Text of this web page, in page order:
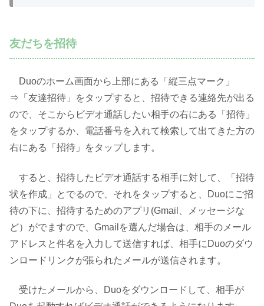
友だちを招待
Duoのホーム画面から上部にある「縦三点マーク」
⇒「友達招待」をタップすると、招待できる連絡先が出る
ので、そこからビデオ通話したい相手の右にある「招待」
をタップするか、電話番号を入れて検索して出てきた方の
右にある「招待」をタップします。
すると、招待したビデオ通話する相手に対して、「招待
状を作成」とでるので、それをタップすると、Duoにご招
待の下に、招待するためのアプリ(Gmail、メッセージな
ど）がでますので、Gmailを選んだ場合は、相手のメール
アドレスと件名を入力して送信すれば、相手にDuoのダウ
ンロードリンクが張られたメールが送信されます。
受けたメールから、Duoをダウンロードして、相手が